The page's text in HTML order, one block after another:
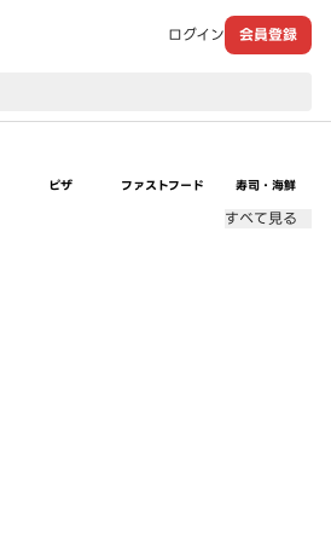
ログイン 会員登録
ピザ ファストフード 寿司・海鮮
すべて見る